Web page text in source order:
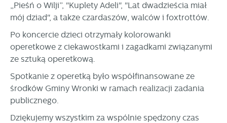
„Pieśń o Wilji”, "Kuplety Adeli", "Lat dwadzieścia miał
mój dziad", a także czardaszów, walców i foxtrottów.
Po koncercie dzieci otrzymały kolorowanki
operetkowe z ciekawostkami i zagadkami związanymi
ze sztuką operetkową.
Spotkanie z operetką było współfinansowane ze
środków Gminy Wronki w ramach realizacji zadania
publicznego.
Dziękujemy wszystkim za wspólnie spędzony czas
partnerami oraz innych dostawców usług. Firmy te działają
w charakterze pośredników prezentujących nasze treści w
społecznościowych.